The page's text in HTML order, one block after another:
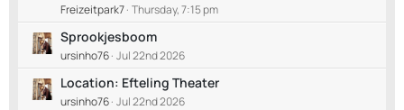
Freizeitpark7 Thursday, 7:15 pm
Sprookjesboom
ursinho76 Jul 22nd 2026
Location: Efteling Theater
ursinho76 Jul 22nd 2026